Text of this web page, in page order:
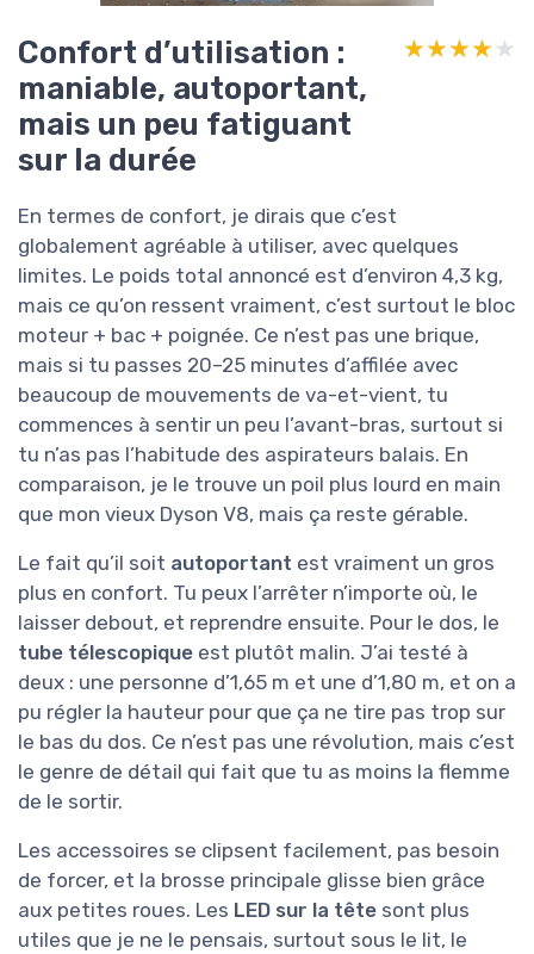
Confort d’utilisation :
maniable, autoportant,
mais un peu fatiguant
sur la durée
★★★★★
★★★★★
En termes de confort, je dirais que c’est
globalement agréable à utiliser, avec quelques
limites. Le poids total annoncé est d’environ 4,3 kg,
mais ce qu’on ressent vraiment, c’est surtout le bloc
moteur + bac + poignée. Ce n’est pas une brique,
mais si tu passes 20–25 minutes d’affilée avec
beaucoup de mouvements de va-et-vient, tu
commences à sentir un peu l’avant-bras, surtout si
tu n’as pas l’habitude des aspirateurs balais. En
comparaison, je le trouve un poil plus lourd en main
que mon vieux Dyson V8, mais ça reste gérable.
Le fait qu’il soit autoportant est vraiment un gros
plus en confort. Tu peux l’arrêter n’importe où, le
laisser debout, et reprendre ensuite. Pour le dos, le
tube télescopique est plutôt malin. J’ai testé à
deux : une personne d’1,65 m et une d’1,80 m, et on a
pu régler la hauteur pour que ça ne tire pas trop sur
le bas du dos. Ce n’est pas une révolution, mais c’est
le genre de détail qui fait que tu as moins la flemme
de le sortir.
Les accessoires se clipsent facilement, pas besoin
de forcer, et la brosse principale glisse bien grâce
aux petites roues. Les LED sur la tête sont plus
utiles que je ne le pensais, surtout sous le lit, le